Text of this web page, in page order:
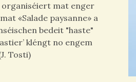
organiséiert mat enger
«Salade paysanne» a
bedeit "haste"
kléngt no engem
Tosti)